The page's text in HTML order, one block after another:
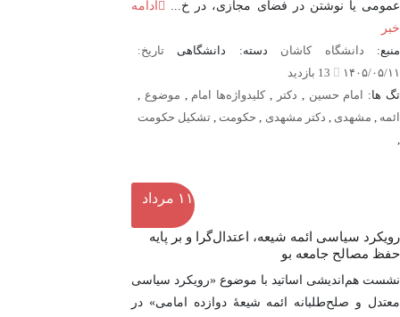
عمومی یا نوشتن در فضای مجازی، در خ...
ادامه
خبر
منبع: دانشگاه کاشان دسته: دانشگاهی تاریخ:
۱۴۰۵/۰۵/۱۱
تگ ها:
امام حسین , دکتر ,کلیدواژه‌ها امام , موضوع ,
ائمه , مشهدی , دکتر مشهدی , حکومت , تشکیل حکومت
,
۱۱ مرداد
رویکرد سیاسی ائمه شیعه، اعتدال‌گرا و بر پایه
حفظ مصالح جامعه بو
نشست هم‌اندیشی اساتید با موضوع «رویکرد سیاسی
معتدل و صلح‌طلبانه ائمه شیعۀ دوازده امامی» در